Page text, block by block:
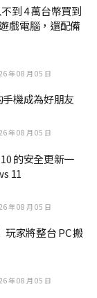
到 4 萬台幣買到
戲電腦，還配備
年 08 月 05 日
機成為好朋友
年 08 月 05 日
的安全更新一
11
年 08 月 05 日
家將整台 PC 搬
年 08 月 05 日